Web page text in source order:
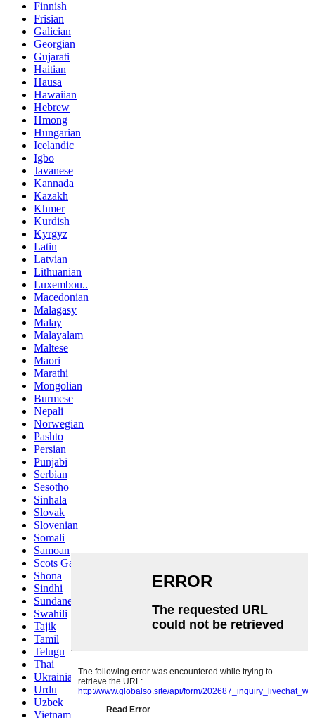
Finnish
Frisian
Galician
Georgian
Gujarati
Haitian
Hausa
Hawaiian
Hebrew
Hmong
Hungarian
Icelandic
Igbo
Javanese
Kannada
Kazakh
Khmer
Kurdish
Kyrgyz
Latin
Latvian
Lithuanian
Luxembou..
Macedonian
Malagasy
Malay
Malayalam
Maltese
Maori
Marathi
Mongolian
Burmese
Nepali
Norwegian
Pashto
Persian
Punjabi
Serbian
Sesotho
Sinhala
Slovak
Slovenian
Somali
Samoan
Scots Gaelic
Shona
Sindhi
Sundanese
Swahili
Tajik
Tamil
Telugu
Thai
Ukrainian
Urdu
Uzbek
Vietnamese